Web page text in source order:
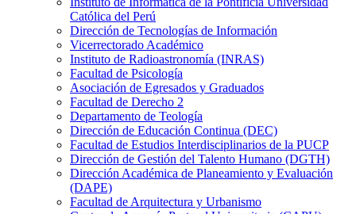
Católica del Perú
Dirección de Tecnologías de Información
Vicerrectorado Académico
Instituto de Radioastronomía (INRAS)
Facultad de Psicología
Asociación de Egresados y Graduados
Facultad de Derecho 2
Departamento de Teología
Dirección de Educación Continua (DEC)
Facultad de Estudios Interdisciplinarios de la PUCP
Dirección de Gestión del Talento Humano (DGTH)
Dirección Académica de Planeamiento y Evaluación
(DAPE)
Facultad de Arquitectura y Urbanismo